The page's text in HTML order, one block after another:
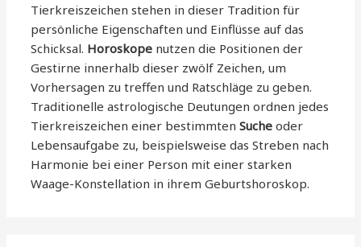
Tierkreiszeichen stehen in dieser Tradition für
persönliche Eigenschaften und Einflüsse auf das
Schicksal. Horoskope nutzen die Positionen der
Gestirne innerhalb dieser zwölf Zeichen, um
Vorhersagen zu treffen und Ratschläge zu geben.
Traditionelle astrologische Deutungen ordnen jedes
Tierkreiszeichen einer bestimmtenSuche oder
Lebensaufgabe zu, beispielsweise das Streben nach
Harmonie bei einer Person mit einer starken
Waage-Konstellation in ihrem Geburtshoroskop.